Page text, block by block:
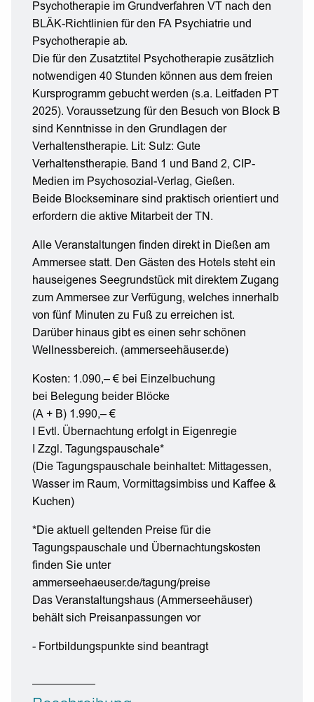
Psychotherapie im Grundverfahren VT nach den
BLÄK-Richtlinien für den FA Psychiatrie und
Psychotherapie ab.
Die für den Zusatztitel Psychotherapie zusätzlich
notwendigen 40 Stunden können aus dem freien
Kursprogramm gebucht werden (s.a. Leitfaden PT
2025). Voraussetzung für den Besuch von Block B
sind Kenntnisse in den Grundlagen der
Verhaltenstherapie. Lit: Sulz: Gute
Verhaltenstherapie. Band 1 und Band 2, CIP-
Medien im Psychosozial-Verlag, Gießen.
Beide Blockseminare sind praktisch orientiert und
erfordern die aktive Mitarbeit der TN.
Alle Veranstaltungen finden direkt in Dießen am
Ammersee statt. Den Gästen des Hotels steht ein
hauseigenes Seegrundstück mit direktem Zugang
zum Ammersee zur Verfügung, welches innerhalb
von fünf Minuten zu Fuß zu erreichen ist.
Darüber hinaus gibt es einen sehr schönen
Wellnessbereich. (ammerseehäuser.de)
Kosten: 1.090,– € bei Einzelbuchung
bei Belegung beider Blöcke
(A + B) 1.990,– €
I Evtl. Übernachtung erfolgt in Eigenregie
I Zzgl. Tagungspauschale*
(Die Tagungspauschale beinhaltet: Mittagessen,
Wasser im Raum, Vormittagsimbiss und Kaffee &
Kuchen)
*Die aktuell geltenden Preise für die
Tagungspauschale und Übernachtungskosten
finden Sie unter
ammerseehaeuser.de/tagung/preise
Das Veranstaltungshaus (Ammerseehäuser)
behält sich Preisanpassungen vor
- Fortbildungspunkte sind beantragt